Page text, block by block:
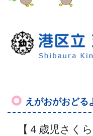
えがおがおどる
【４歳児さく